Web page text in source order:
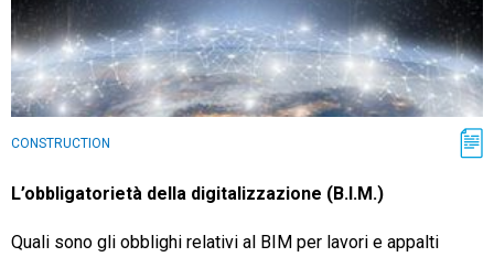
CONSTRUCTION
L’obbligatorietà della digitalizzazione (B.I.M.)
Quali sono gli obblighi relativi al BIM per lavori e appalti